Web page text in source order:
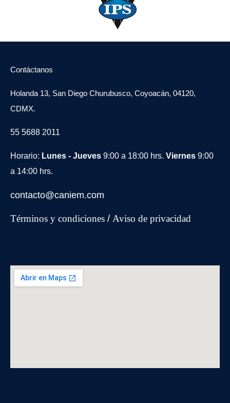
Contáctanos
Holanda 13, San Diego Churubusco, Coyoacán, 04120,
CDMX.
55 5688 2011
Horario: Lunes - Jueves 9:00 a 18:00 hrs. Viernes 9:00
a 14:00 hrs.
contacto@caniem.com
Términos y condiciones / Aviso de privacidad